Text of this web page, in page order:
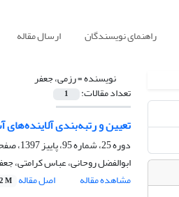
راهنمای نویسندگان ارسال مقاله
نویسنده =رزمی، جعفر
تعداد مقالات: 1
تعیین و رتبه‌بندی آلاینده‌های
دوره 25، شماره 95، پاییز 1397، صفحه
ابوالفضل روحانی، عباس کرامتی،
مشاهده مقاله
اصل مقاله M